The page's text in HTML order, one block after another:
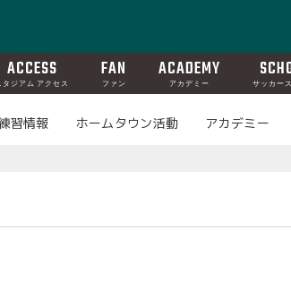
ACCESS
タジアム アクセス
FAN
ファン
ACADEMY
アカデミー サッカー
習情報 ホームタウン活動 アカデミー